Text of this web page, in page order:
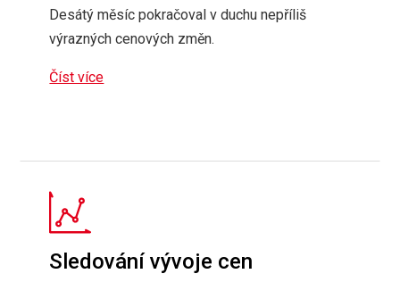
Desátý měsíc pokračoval v duchu nepříliš
výrazných cenových změn.
Číst více
Sledování vývoje cen